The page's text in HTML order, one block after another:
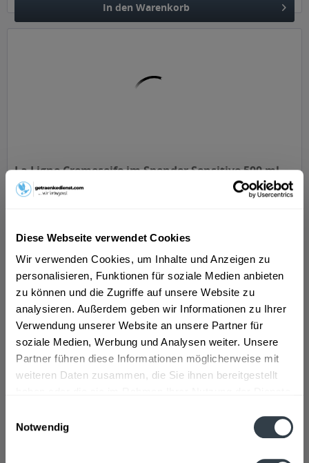
Diese Webseite verwendet Cookies
Wir verwenden Cookies, um Inhalte und Anzeigen zu
personalisieren, Funktionen für soziale Medien anbieten
zu können und die Zugriffe auf unsere Website zu
analysieren. Außerdem geben wir Informationen zu Ihrer
Verwendung unserer Website an unsere Partner für
soziale Medien, Werbung und Analysen weiter. Unsere
Partner führen diese Informationen möglicherweise mit
weiteren Daten zusammen, die Sie ihnen bereitgestellt
Notwendig
In den Warenkorb
La Ligne Cremeseife im Spender Sensitive 500 ml...
Inhalt0.5 Liter(1,98 € * / 1 Liter)
ab 0,99 € *
In den Warenkorb